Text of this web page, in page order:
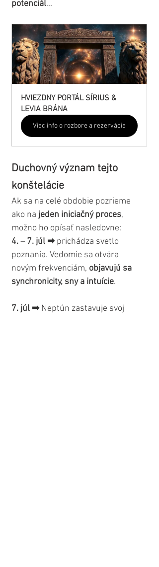
potenciál...
HVIEZDNY PORTÁL SÍRIUS &
LEVIA BRÁNA
Viac info o rozbore a rezervácia
Duchovný význam tejto
konštelácie
Ak sa na celé obdobie pozrieme
ako na jeden iniciačný proces,
možno ho opísať nasledovne:
4. – 7. júl ➡ prichádza svetlo
poznania. Vedomie sa otvára
novým frekvenciám, objavujú sa
synchronicity, sny a intuície.
7. júl ➡ Neptún zastavuje svoj